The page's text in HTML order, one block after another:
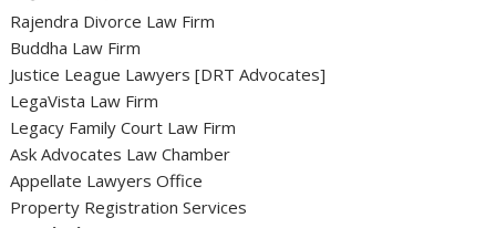
Rajendra Divorce Law Firm
Buddha Law Firm
Justice League Lawyers [DRT Advocates]
LegaVista Law Firm
Legacy Family Court Law Firm
Ask Advocates Law Chamber
Appellate Lawyers Office
Property Registration Services